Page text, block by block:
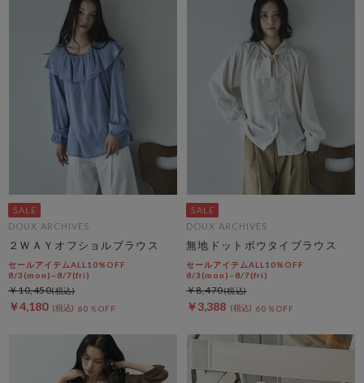
DOUX ARCHIVES
２ＷＡＹオフショルブラウス
セールアイテムALL10%OFF
8/3(mon)~8/7(fri)
￥4,180 60％OFF
￥10,450
DOUX ARCHIVES
無地ドットボウタイブラウス
セールアイテムALL10%OFF
8/3(mon)~8/7(fri)
￥3,388 60％OFF
￥8,470